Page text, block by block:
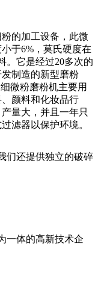
的加工设备，此微
于6%，莫氏硬度在
。它是经过20多次的
制造的新型磨粉
微粉磨粉机主要用
颜料和化妆品行
量大，并且一年只
滤器以保护环境。
们还提供独立的破碎
一体的高新技术企